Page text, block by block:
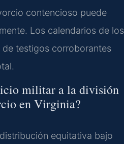
contencioso puede
Los calendarios de los
testigos corroborantes
militar a la división
en Virginia?
equitativa bajo